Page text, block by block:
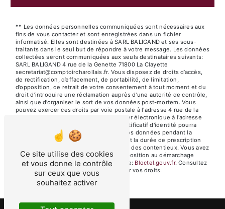
** Les données personnelles communiquées sont nécessaires aux
fins de vous contacter et sont enregistrées dans un fichier
informatisé. Elles sont destinées à SARL BALIGAND et ses sous-
traitants dans le seul but de répondre à votre message. Les données
collectées seront communiquées aux seuls destinataires suivants:
SARL BALIGAND 4 rue de la Genette 71800 La Clayette
secretariat@comptoircharollais.fr. Vous disposez de droits d’accès,
de rectification, d’effacement, de portabilité, de limitation,
d’opposition, de retrait de votre consentement à tout moment et du
droit d’introduire une réclamation auprès d’une autorité de contrôle,
ainsi que d’organiser le sort de vos données post-mortem. Vous
pouvez exercer ces droits par voie postale à l'adresse 4 rue de la
Genette 71800 La Clayette ou par courrier électronique à l'adresse
secretariat@comptoircharollais.fr. Un justificatif d'identité pourra
vous être demandé. Nous conservons vos données pendant la
période de prise de contact puis pendant la durée de prescription
légale aux fins probatoires et de gestion des contentieux. Vous avez
le droit de vous inscrire sur la liste d'opposition au démarchage
téléphonique, disponible à cette adresse:
Bloctel.gouv.fr. Consultez
le site cnil.fr pour plus d’informations sur vos droits.
Ce site utilise des cookies
et vous donne le contrôle
sur ceux que vous
souhaitez activer